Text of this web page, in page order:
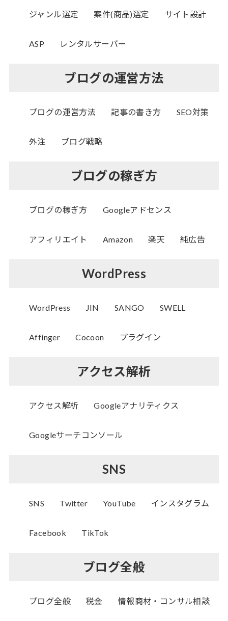
ジャンル選定 案件(商品)選定 サイト設計
ASP レンタルサーバー
ブログの運営方法
ブログの運営方法 記事の書き方 SEO対策
外注 ブログ戦略
ブログの稼ぎ方
ブログの稼ぎ方 Googleアドセンス
アフィリエイト Amazon 楽天 純広告
WordPress
WordPress JIN SANGO SWELL
Affinger Cocoon プラグイン
アクセス解析
アクセス解析 Googleアナリティクス
Googleサーチコンソール
SNS
SNS Twitter YouTube インスタグラム
Facebook TikTok
ブログ全般
ブログ全般 税金 情報商材・コンサル相談